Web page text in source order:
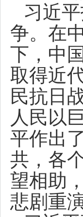
习近
争。在
下，中
取得近
民抗日
人民以
平作出
共，各
望相助
悲剧重演